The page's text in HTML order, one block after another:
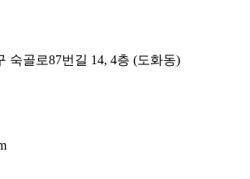
숙골로87번길 14, 4층 (도화동)